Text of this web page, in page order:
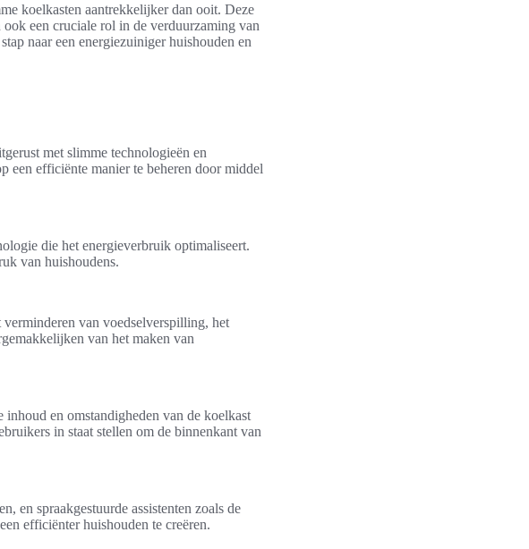
koelkasten aantrekkelijker dan ooit. Deze
een cruciale rol in de verduurzaming van
naar een energiezuiniger huishouden en
met slimme technologieën en
een efficiënte manier te beheren door middel
die het energieverbruik optimaliseert.
van huishoudens.
van voedselverspilling, het
van het maken van
inhoud en omstandigheden van de koelkast
in staat stellen om de binnenkant van
en spraakgestuurde assistenten zoals de
efficiënter huishouden te creëren.